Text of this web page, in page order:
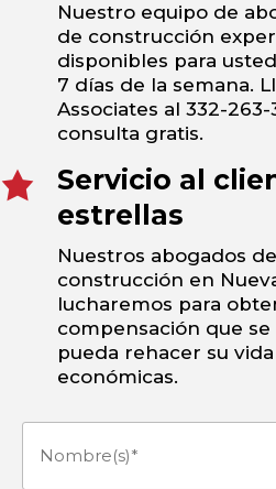
Nuestro equipo de
de construcción
disponibles para
7 días de la semana.
Associates al 332-
consulta gratis.
Servicio al
estrellas
Nuestros abogados
construcción en
lucharemos para
compensación que
pueda rehacer su
económicas.
Nombre(s)